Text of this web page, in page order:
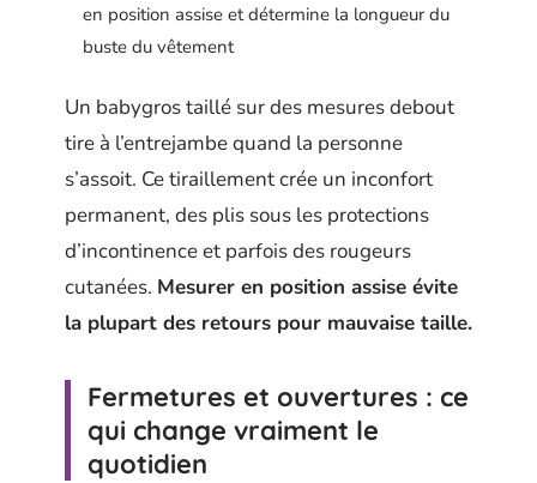
en position assise et détermine la longueur du
buste du vêtement
Un babygros taillé sur des mesures debout
tire à l’entrejambe quand la personne
s’assoit. Ce tiraillement crée un inconfort
permanent, des plis sous les protections
d’incontinence et parfois des rougeurs
cutanées. Mesurer en position assise évite
la plupart des retours pour mauvaise taille.
Fermetures et ouvertures : ce
qui change vraiment le
quotidien